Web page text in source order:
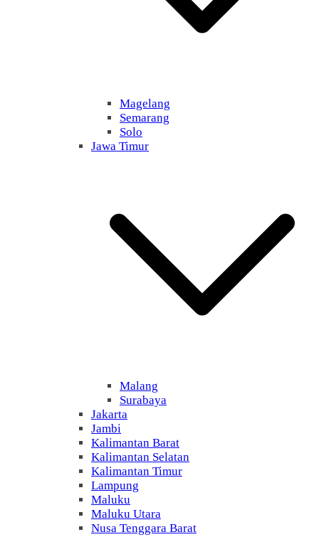
Magelang
Semarang
Solo
Jawa Timur
Malang
Surabaya
Jakarta
Jambi
Kalimantan Barat
Kalimantan Selatan
Kalimantan Timur
Lampung
Maluku
Maluku Utara
Nusa Tenggara Barat